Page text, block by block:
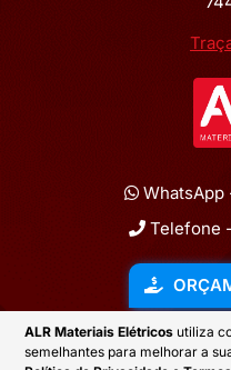
ALR Materiais Elétricos utiliza
semelhantes para melhorar a
WhatsApp
Telefone -
2026 © ALR